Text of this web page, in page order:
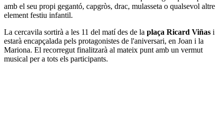
amb el seu propi gegantó, capgròs, drac, mulasseta o qualsevol altre
element festiu infantil.
La cercavila sortirà a les 11 del matí des de la plaça Ricard Viñas i
estarà encapçalada pels protagonistes de l'aniversari, en Joan i la
Mariona. El recorregut finalitzarà al mateix punt amb un vermut
musical per a tots els participants.